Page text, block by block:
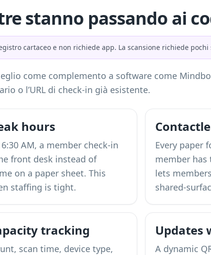
stanno passando ai
cartaceo e non richiede app. La scansione richiede
come complemento a software come
o l’URL di check-in già esistente.
hours
AM, a member check-in
front desk instead of
on a paper sheet. This
staffing is tight.
Every paper
member has
lets
shared-
tracking
scan time, device type,
Updates
A dynamic